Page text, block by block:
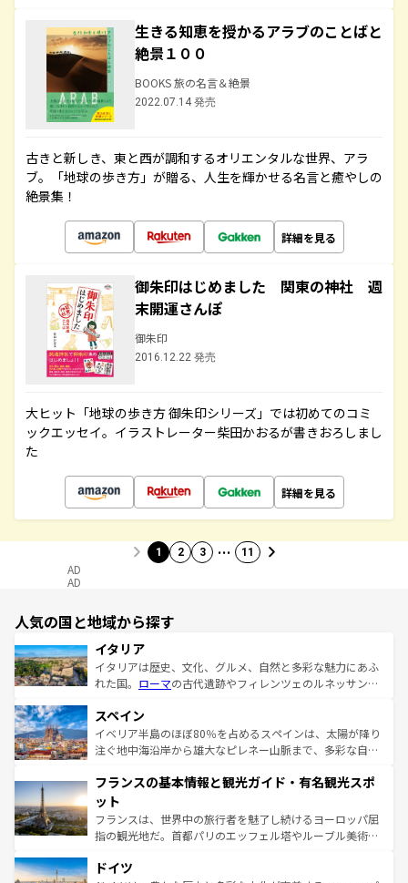
生きる知恵を授かるアラブのことばと
絶景１００
BOOKS 旅の名言＆絶景
2022.07.14 発売
古きと新しき、東と西が調和するオリエンタルな世界、アラ
ブ。「地球の歩き方」が贈る、人生を輝かせる名言と癒やしの
絶景集！
詳細を見る
御朱印はじめました 関東の神社 週
末開運さんぽ
御朱印
2016.12.22 発売
大ヒット「地球の歩き方 御朱印シリーズ」では初めてのコミ
ックエッセイ。イラストレーター柴田かおるが書きおろしまし
た
詳細を見る
1 2 3 … 11
AD
AD
人気の国と地域から探す
イタリア
イタリアは歴史、文化、グルメ、自然と多彩な魅力にあふ
れた国。 ローマの古代遺跡やフィレンツェのルネッサンス
ろん、トスカーナの美しい田園風景やアマルフィ海岸の絶
景など、自然景観も見逃せない。観光の合間には、本場の
ピザやパスタなど、絶品のイタリア料理を堪能することも
ませてくれるイタリアで、忘れられない旅をしてみよう！
なお、新着のイタリア情報は
しい。
スペイン
イベリア半島のほぼ80％を占めるスペインは、太陽が降り
注ぐ地中海沿岸から雄大なピレネー山脈まで、多彩な自然
文化が根付くこの国では、情熱的なフラメンコ、熱気あふ
れる闘牛、そして美味しいタパスが生活の一部となってい
る。首都マドリードの洗練された雰囲気や、バルセロナの
アートに溢れた街角から、地方では古代ローマ遺跡や中世
せる。地方によって風土や気候が異なるスペインはその個
フランスの基本情報と観光ガイド・有名観光スポ
ット
フランスは、世界中の旅行者を魅了し続けるヨーロッパ屈
指の観光地だ。首都パリのエッフェル塔やルーブル美術館
で、幅広い魅力が詰まっている。華麗な宮殿、歴史的な大
ドイツ